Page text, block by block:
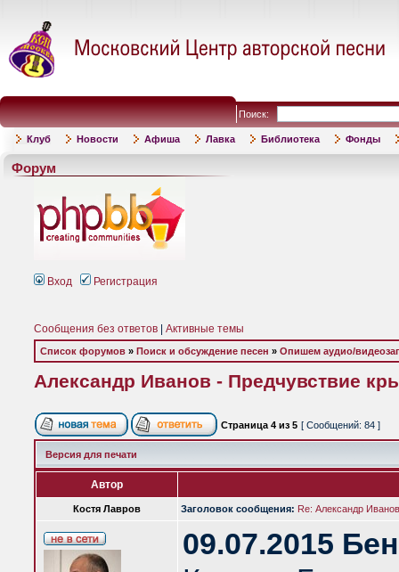
Поиск:
Клуб Новости Афиша Лавка Библиотека Фонды
Форум
Вход Регистрация
Сообщения без ответов Активные темы
Список форумов » Поиск и обсуждение песен » Опишем аудио/
Александр Иванов - Предчувствие
Страница 4 из 5 [ Сообщений: 84 ]
Версия для печати
Автор
Костя Лавров Заголовок сообщения: Re: Александр
09.07.2015